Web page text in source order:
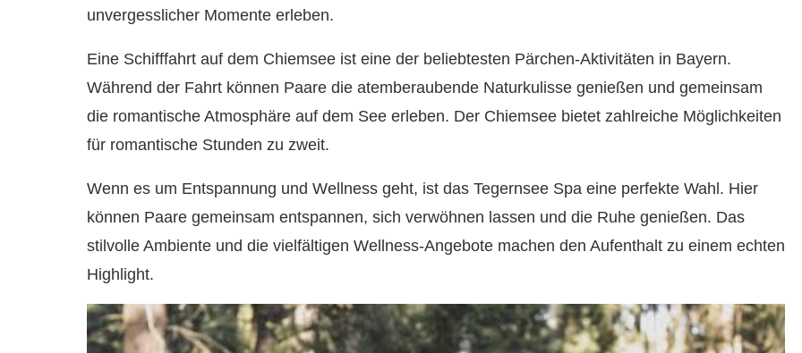
unvergesslicher Momente erleben.
Eine Schifffahrt auf dem Chiemsee ist eine der beliebtesten Pärchen-Aktivitäten in Bayern.
Während der Fahrt können Paare die atemberaubende Naturkulisse genießen und gemeinsam
die romantische Atmosphäre auf dem See erleben. Der Chiemsee bietet zahlreiche Möglichkeiten
für romantische Stunden zu zweit.
Wenn es um Entspannung und Wellness geht, ist das Tegernsee Spa eine perfekte Wahl. Hier
können Paare gemeinsam entspannen, sich verwöhnen lassen und die Ruhe genießen. Das
stilvolle Ambiente und die vielfältigen Wellness-Angebote machen den Aufenthalt zu einem echten
Highlight.